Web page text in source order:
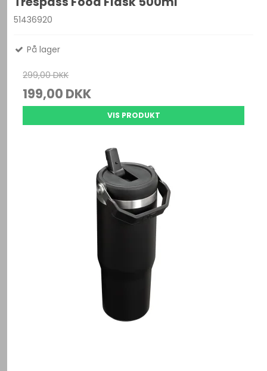
51436920
På lager
299,00 DKK
199,00 DKK
VIS PRODUKT